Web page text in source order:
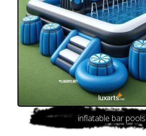
inflatable bar pools